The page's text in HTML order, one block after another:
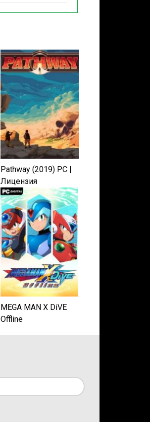
Pathway (2019) PC |
Лицензия
MEGA MAN X DiVE
Offline